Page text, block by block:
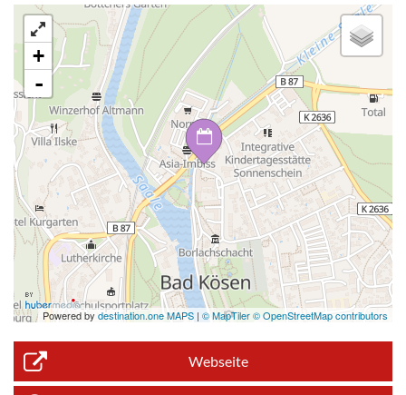
+
-
Powered by destination.one MAPS | © MapTiler © OpenStreetMap contributors
Webseite